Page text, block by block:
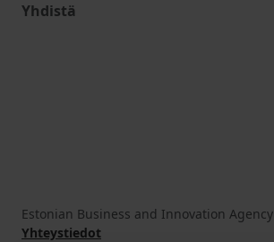
Yhdistä
Estonian Business and Innovation Agency
Yhteystiedot